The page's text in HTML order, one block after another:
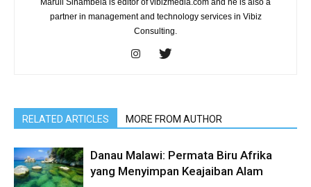
partner in management and technology services in Vibiz
Consulting.
RELATED ARTICLES MORE FROM AUTHOR
Danau Malawi: Permata Biru Afrika
yang Menyimpan Keajaiban Alam